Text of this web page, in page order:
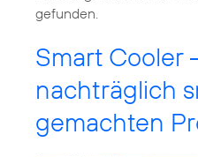
gefunden.
Smart Cooler
nachträglich
gemachten